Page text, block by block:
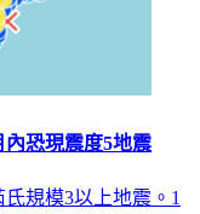
恐現震度5地震
規模3以上地震。1